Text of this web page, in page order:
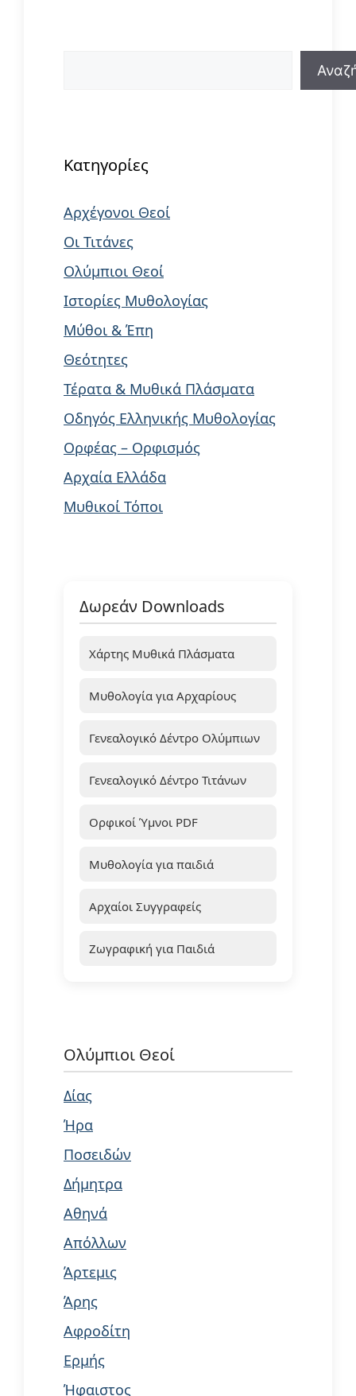
Κατηγορίες
Αρχέγονοι Θεοί
Οι Τιτάνες
Ολύμπιοι Θεοί
Ιστορίες Μυθολογίας
Μύθοι & Έπη
Θεότητες
Τέρατα & Μυθικά Πλάσματα
Οδηγός Ελληνικής Μυθολογίας
Ορφέας – Ορφισμός
Αρχαία Ελλάδα
Μυθικοί Τόποι
Δωρεάν Downloads
Χάρτης Μυθικά Πλάσματα
Μυθολογία για Αρχαρίους
Γενεαλογικό Δέντρο Ολύμπιων
Γενεαλογικό Δέντρο Τιτάνων
Ορφικοί Ύμνοι PDF
Μυθολογία για παιδιά
Αρχαίοι Συγγραφείς
Ζωγραφική για Παιδιά
Ολύμπιοι Θεοί
Δίας
Ήρα
Ποσειδών
Δήμητρα
Αθηνά
Απόλλων
Άρτεμις
Άρης
Αφροδίτη
Ερμής
Ήφαιστος